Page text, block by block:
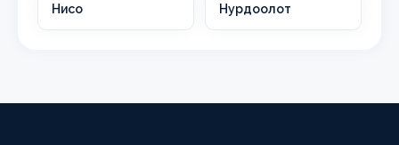
Нисо Нурдоолот